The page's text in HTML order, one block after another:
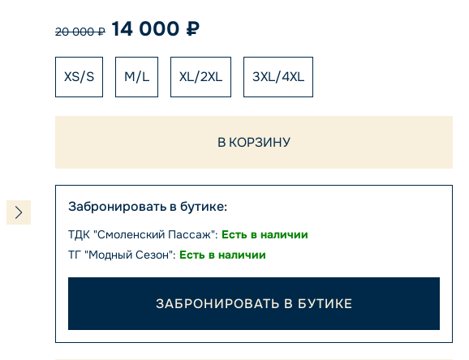
20 000 ₽ 14 000 ₽
XS/S M/L XL/2XL 3XL/4XL
В КОРЗИНУ
Забронировать в бутике:
ТДК "Смоленский Пассаж": Есть в наличии
ТГ "Модный Сезон": Есть в наличии
ЗАБРОНИРОВАТЬ В БУТИКЕ